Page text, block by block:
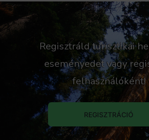
Regisztráld turisztikai
eseményedet vagy
felhasználóként!
REGISZTRÁCIÓ